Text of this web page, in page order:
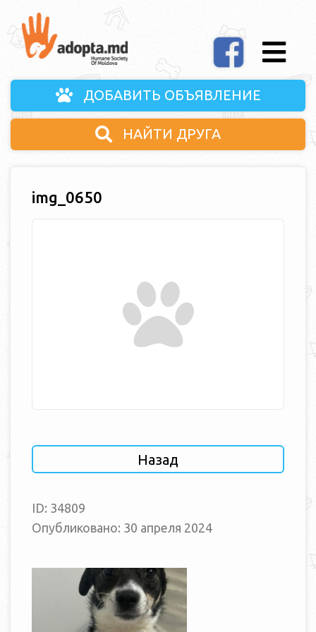
ДОБАВИТЬ ОБЪЯВЛЕНИЕ
НАЙТИ ДРУГА
img_0650
Назад
ID: 34809
Опубликовано: 30 апреля 2024